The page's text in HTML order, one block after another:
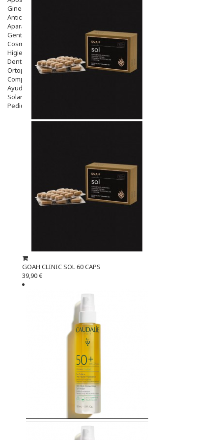
Ginecología
Anticonceptivos
Aparato Genital
Gente Mayor
Cosmética
Higiene
Dentales
Ortopedia
Complementos Nutricionales.
Ayudas
Solares
Pedido express
GOAH CLINIC SOL 60 CAPS
39,90 €